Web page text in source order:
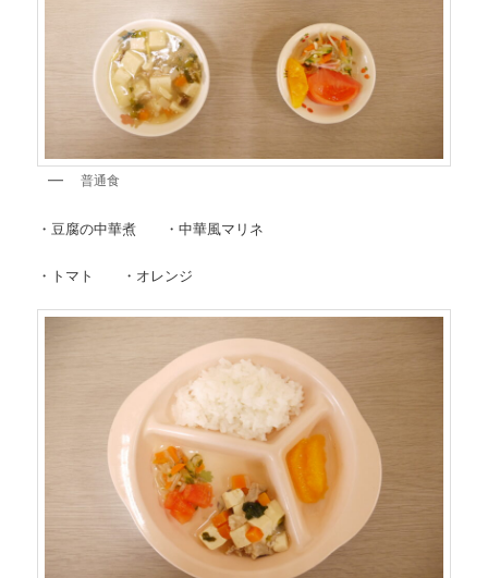
普通食
・豆腐の中華煮 ・中華風マリネ
・トマト ・オレンジ